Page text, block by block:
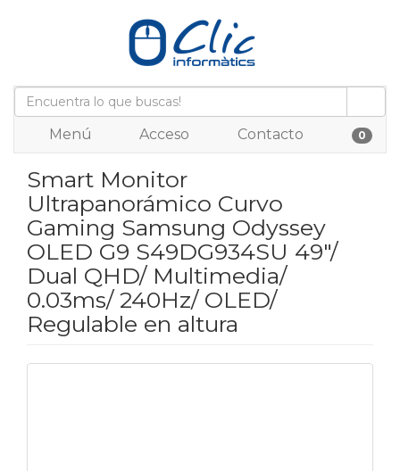
Menú Acceso Contacto 0
Smart Monitor
Ultrapanorámico Curvo
Gaming Samsung Odyssey
OLED G9 S49DG934SU 49"/
Dual QHD/ Multimedia/
0.03ms/ 240Hz/ OLED/
Regulable en altura